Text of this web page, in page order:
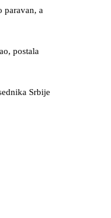
paravan, a
postala
Srbije